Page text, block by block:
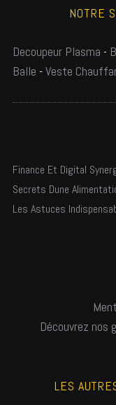
NOTRE
Decoupeur Plasma -
Balle - Veste
Finance Et Digital
Secrets Dune
Les Astuces
Découvrez nos
LES